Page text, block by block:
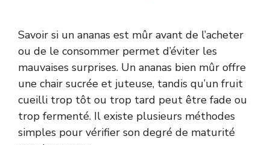
Savoir si un ananas est mûr avant de l’acheter
ou de le consommer permet d’éviter les
mauvaises surprises. Un ananas bien mûr offre
une chair sucrée et juteuse, tandis qu’un fruit
cueilli trop tôt ou trop tard peut être fade ou
trop fermenté. Il existe plusieurs méthodes
simples pour vérifier son degré de maturité